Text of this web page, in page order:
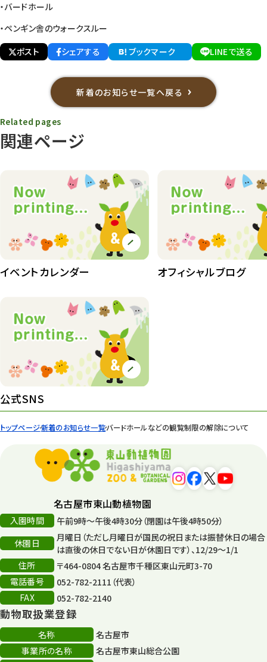
トップページ新着のお知らせ一覧バードホールなどの観覧制限の解除について
・バードホール
・ペンギン舎のウォークスルー
ポスト
シェアする ブックマーク LINEで送る
新着のお知らせ一覧へ戻る
関連ページ
Related pages
イベントカレンダー オフィシャルブログ
公式SNS
名古屋市東山動植物園
入園時間
午前9時～午後4時30分（閉園は午後4時50分）
休園日
月曜日（ただし月曜日が国民の祝日または振替休日の場合
は直後の休日でない日が休園日です）、12/29～1/1
住所
〒464-0804 名古屋市千種区東山元町3-70
電話番号
052-782-2111（代表）
FAX
052-782-2140
動物取扱業登録
名称
名古屋市
事業所の名称
名古屋市東山総合公園